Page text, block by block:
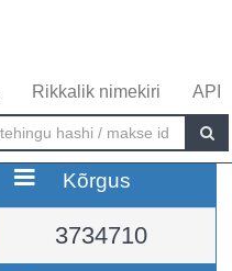
Rikkalik nimekiri API
Kõrgus
3734710